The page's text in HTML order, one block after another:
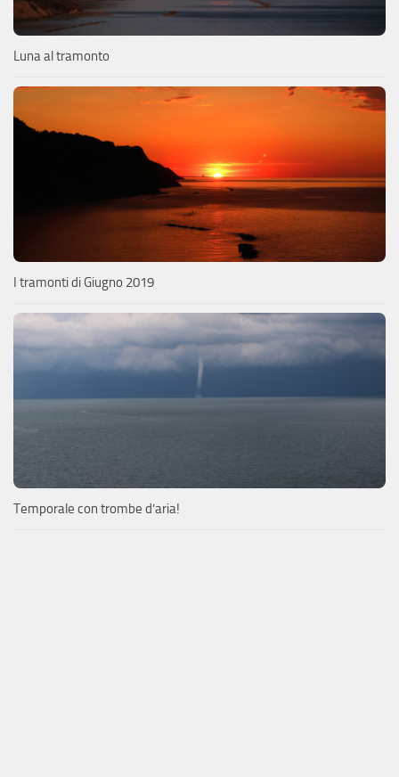
Luna al tramonto
I tramonti di Giugno 2019
Temporale con trombe d’aria!